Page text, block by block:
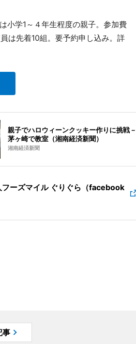
小学1～４年生程度の親子。参加費
は先着10組。要予約申し込み。詳
親子でハロウィーンクッキー作りに挑戦－
茅ヶ崎で教室（湘南経済新聞）
湘南経済新聞
フーズマイル ぐりぐら（facebook
事